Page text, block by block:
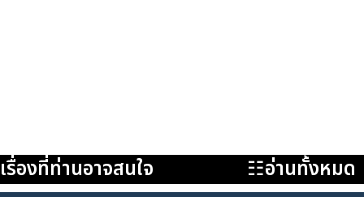
เรื่องที่ท่านอาจสนใจ ☷อ่านทั้งหมด